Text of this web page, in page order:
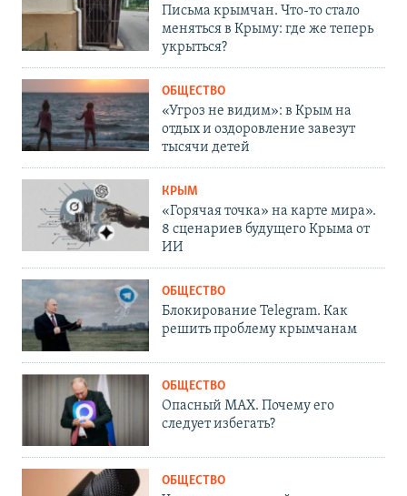
Письма крымчан. Что-то стало
меняться в Крыму: где же теперь
укрыться?
ОБЩЕСТВО
«Угроз не видим»: в Крым на
отдых и оздоровление завезут
тысячи детей
КРЫМ
«Горячая точка» на карте мира».
8 сценариев будущего Крыма от
ИИ
ОБЩЕСТВО
Блокирование Telegram. Как
решить проблему крымчанам
ОБЩЕСТВО
Опасный MAX. Почему его
следует избегать?
ОБЩЕСТВО